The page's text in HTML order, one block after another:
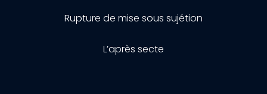
Rupture de mise sous sujétion
L’après secte